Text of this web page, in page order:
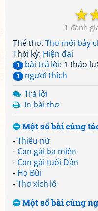
☆
1
Thể thơ: Thơ mới bảy
Thời kỳ: Hiện đại
1 bài trả lời: 1 thảo
1
người thích
Trả lời
In bài thơ
Một số bài cùng
-Thiếu nữ
- Con gái ba miền
- Con gái tuổi Dần
- Họ Bùi
-Thơ xích lô
Một số bài cùng